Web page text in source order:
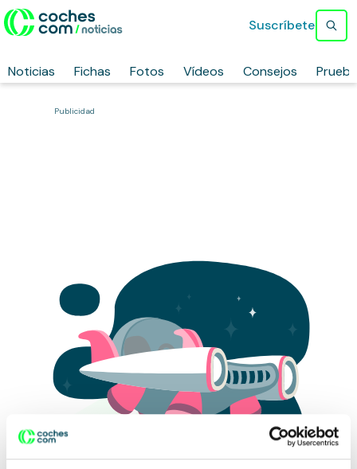
Noticias Fichas Fotos Vídeos Consejos
Suscríbete
Publicidad